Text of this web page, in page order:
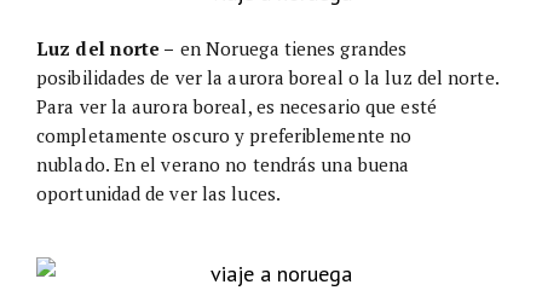
Luz del norte – en Noruega tienes grandes
posibilidades de ver la aurora boreal o la luz del norte.
Para ver la aurora boreal, es necesario que esté
completamente oscuro y preferiblemente no
nublado. En el verano no tendrás una buena
oportunidad de ver las luces.